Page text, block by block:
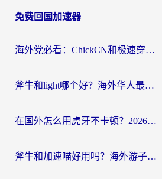
导
免费回国加速器
海外党必看：ChickCN和极速穿梭VPN好用吗？3招教你选对回国加速器无缝刷国内资源
斧牛和light哪个好？海外华人最关心的回国加速器选择难题，一篇讲透
在国外怎么用虎牙不卡顿？2026海外华人亲测有效的回国加速器选择指南
斧牛和加速喵好用吗？海外游子的真实选择困境